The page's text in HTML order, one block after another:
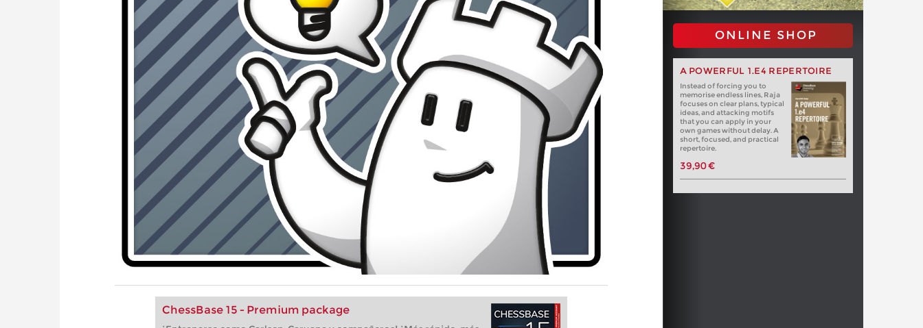
ChessBase 15 - Premium package
ONLINE SHOP
A POWERFUL 1.E4 REPERTOIRE
Instead of forcing you to
memorise endless lines, Raja
focuses on clear plans, typical
ideas, and attacking motifs
that you can apply in your
own games without delay. A
short, focused, and practical
repertoire.
39,90 €